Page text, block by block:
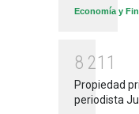
Economía y
8 21 1
Propiedad
periodista